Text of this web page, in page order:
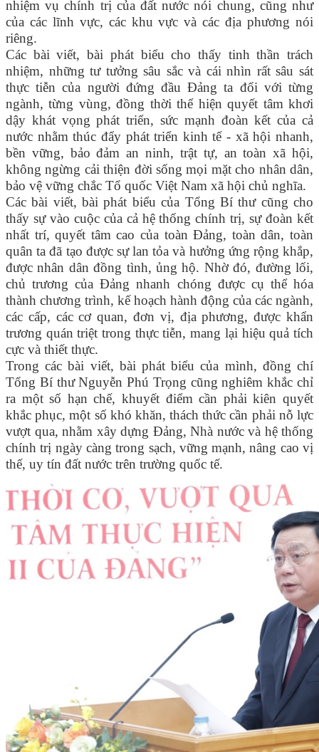
nhiệm vụ chính trị của đất nước nói chung, cũng như
của các lĩnh vực, các khu vực và các địa phương nói
riêng.
Các bài viết, bài phát biểu cho thấy tinh thần trách
nhiệm, những tư tưởng sâu sắc và cái nhìn rất sâu sát
thực tiễn của người đứng đầu Đảng ta đối với từng
ngành, từng vùng, đồng thời thể hiện quyết tâm khơi
dậy khát vọng phát triển, sức mạnh đoàn kết của cả
nước nhằm thúc đẩy phát triển kinh tế - xã hội nhanh,
bền vững, bảo đảm an ninh, trật tự, an toàn xã hội,
không ngừng cải thiện đời sống mọi mặt cho nhân dân,
bảo vệ vững chắc Tổ quốc Việt Nam xã hội chủ nghĩa.
Các bài viết, bài phát biểu của Tổng Bí thư cũng cho
thấy sự vào cuộc của cả hệ thống chính trị, sự đoàn kết
nhất trí, quyết tâm cao của toàn Đảng, toàn dân, toàn
quân ta đã tạo được sự lan tỏa và hưởng ứng rộng khắp,
được nhân dân đồng tình, ủng hộ. Nhờ đó, đường lối,
chủ trương của Đảng nhanh chóng được cụ thể hóa
thành chương trình, kế hoạch hành động của các ngành,
các cấp, các cơ quan, đơn vị, địa phương, được khẩn
trương quán triệt trong thực tiễn, mang lại hiệu quả tích
cực và thiết thực.
Trong các bài viết, bài phát biểu của mình, đồng chí
Tổng Bí thư Nguyễn Phú Trọng cũng nghiêm khắc chỉ
ra một số hạn chế, khuyết điểm cần phải kiên quyết
khắc phục, một số khó khăn, thách thức cần phải nỗ lực
vượt qua, nhằm xây dựng Đảng, Nhà nước và hệ thống
chính trị ngày càng trong sạch, vững mạnh, nâng cao vị
thế, uy tín đất nước trên trường quốc tế.